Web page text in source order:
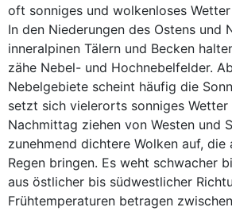
oft sonniges und wolkenloses
In den Niederungen des Ostens und
inneralpinen Tälern und Becken
zähe Nebel- und Hochnebelfelder.
Nebelgebiete scheint häufig die
setzt sich vielerorts sonniges Wetter
Nachmittag ziehen von Westen und
zunehmend dichtere Wolken auf,
Regen bringen. Es weht schwacher
aus östlicher bis südwestlicher
Frühtemperaturen betragen